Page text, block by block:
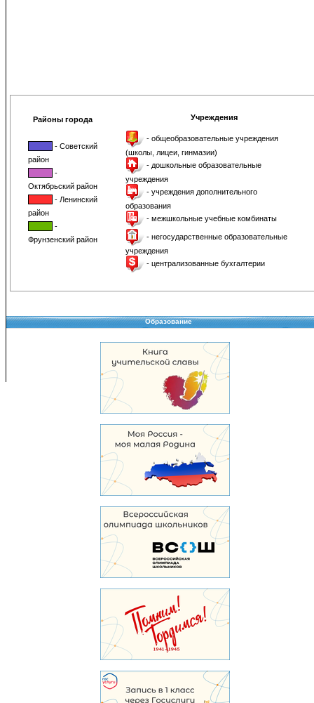
Районы города
- Советский
район
-
Октябрьский район
- Ленинский
район
-
Фрунзенский район
Учреждения
- общеобразовательные учреждения
(школы, лицеи, гинмазии)
- дошкольные образовательные
учреждения
- учреждения дополнительного
образования
- межшкольные учебные комбинаты
- негосударственные образовательные
учреждения
- централизованные бухгалтерии
Образование
Copyright © 2008-2026 Управление образования
Перепечатка и использование материалов возможны только с разрешения
образования.
103,965,799 уникальных посетителей